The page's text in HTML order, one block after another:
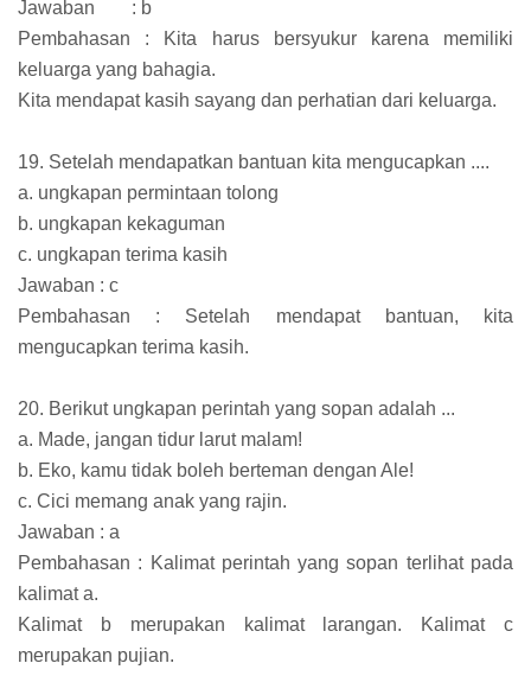
Jawaban
: b
Pembahasan : Kita harus bersyukur karena memiliki
keluarga yang bahagia.
Kita mendapat kasih sayang dan perhatian dari keluarga.
19. Setelah mendapatkan bantuan kita mengucapkan ....
a. ungkapan permintaan tolong
b. ungkapan kekaguman
c. ungkapan terima kasih
Jawaban : c
Pembahasan : Setelah mendapat bantuan, kita
mengucapkan terima kasih.
20. Berikut ungkapan perintah yang sopan adalah ...
a. Made, jangan tidur larut malam!
b. Eko, kamu tidak boleh berteman dengan Ale!
c. Cici memang anak yang rajin.
Jawaban : a
Pembahasan : Kalimat perintah yang sopan terlihat pada
kalimat a.
Kalimat b merupakan kalimat larangan. Kalimat c
merupakan pujian.